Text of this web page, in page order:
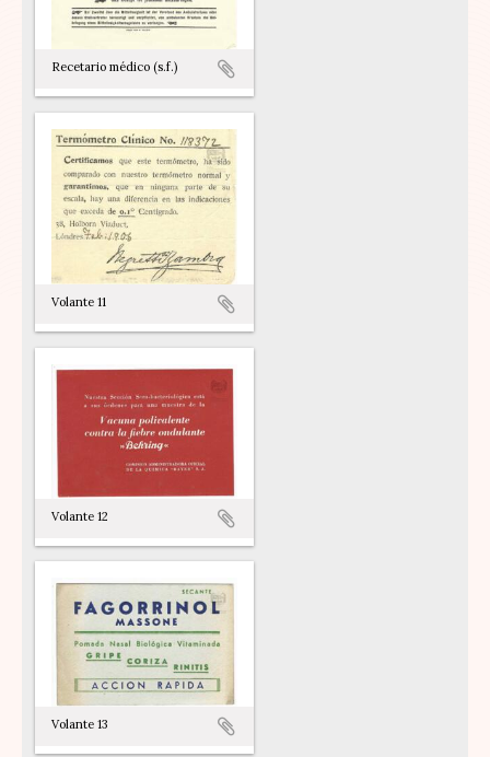
Recetario médico (s.f.)
Volante 11
Volante 12
Volante 13